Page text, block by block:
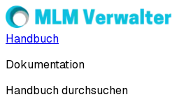
Handbuch
Dokumentation
Handbuch durchsuchen